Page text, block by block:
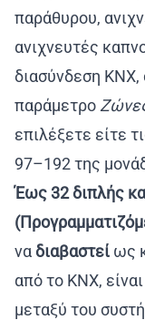
παράθυρου,
ανιχνευτές
διασύνδεση
παράμετρο
επιλέξετε είτε
97–192 της
Έως 32 διπλής
να διαβαστεί ως
από το KNX,
μεταξύ του